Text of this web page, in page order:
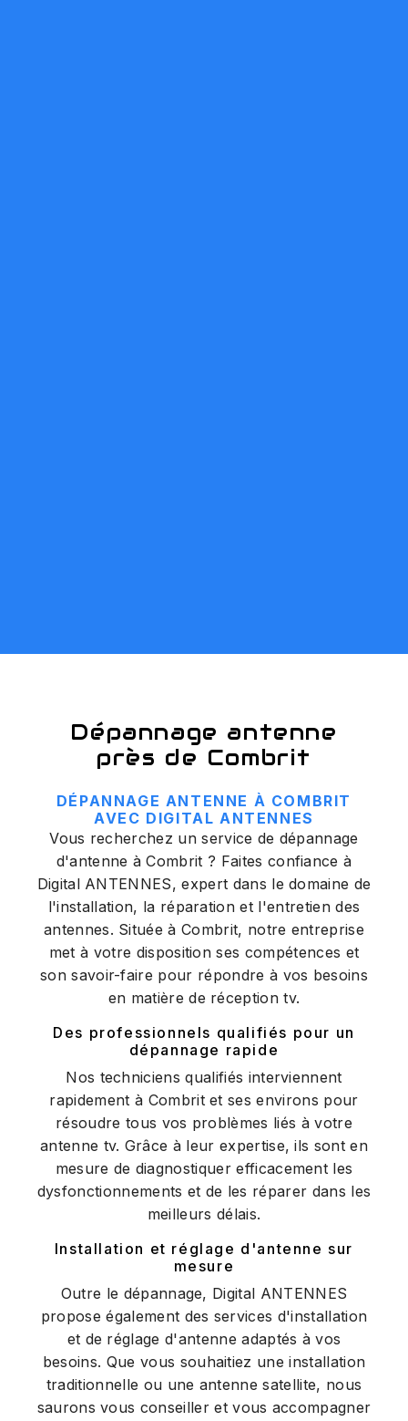
Dépannage antenne
près de Combrit
DÉPANNAGE ANTENNE À COMBRIT
AVEC DIGITAL ANTENNES
Vous recherchez un service de dépannage
d'antenne à Combrit ? Faites confiance à
Digital ANTENNES, expert dans le domaine de
l'installation, la réparation et l'entretien des
antennes. Située à Combrit, notre entreprise
met à votre disposition ses compétences et
son savoir-faire pour répondre à vos besoins
en matière de réception tv.
Des professionnels qualifiés pour un
dépannage rapide
Nos techniciens qualifiés interviennent
rapidement à Combrit et ses environs pour
résoudre tous vos problèmes liés à votre
antenne tv. Grâce à leur expertise, ils sont en
mesure de diagnostiquer efficacement les
dysfonctionnements et de les réparer dans les
meilleurs délais.
Installation et réglage d'antenne sur
mesure
Outre le dépannage, Digital ANTENNES
propose également des services d'installation
et de réglage d'antenne adaptés à vos
besoins. Que vous souhaitiez une installation
traditionnelle ou une antenne satellite, nous
saurons vous conseiller et vous accompagner